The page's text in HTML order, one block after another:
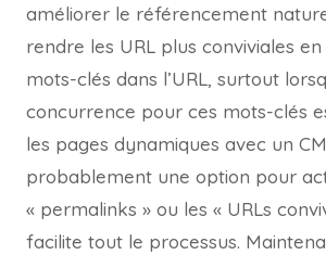
améliorer le référencement
rendre les URL plus conviviales
mots-clés dans l’URL, surtout
concurrence pour ces mots-clés
les pages dynamiques avec un
probablement une option pour
« permalinks » ou les « URLs
facilite tout le processus.